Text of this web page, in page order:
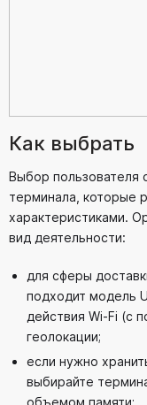
Как выбрать
Выбор пользователя
терминала, которые
характеристиками.
вид деятельности:
для сферы
подходит модель
действия Wi-Fi (с
геолокации;
если нужно
выбирайте
объемом памяти;